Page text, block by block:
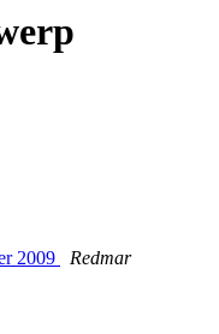
2009
Redmar